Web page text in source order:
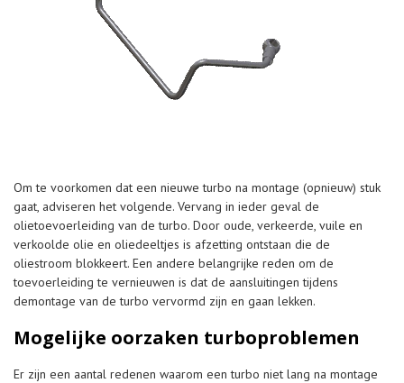
Om te voorkomen dat een nieuwe turbo na montage (opnieuw) stuk
gaat, adviseren het volgende. Vervang in ieder geval de
olietoevoerleiding van de turbo. Door oude, verkeerde, vuile en
verkoolde olie en oliedeeltjes is afzetting ontstaan die de
oliestroom blokkeert. Een andere belangrijke reden om de
toevoerleiding te vernieuwen is dat de aansluitingen tijdens
demontage van de turbo vervormd zijn en gaan lekken.
Mogelijke oorzaken turboproblemen
Er zijn een aantal redenen waarom een turbo niet lang na montage